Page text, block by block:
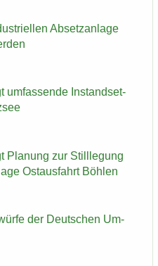
Ab­setz­an­la­ge
um­fas­sen­de In­stand­set­
Pla­nung zur Still­le­gung
Ost­aus­fahrt Böh­len
der Deut­schen Um­